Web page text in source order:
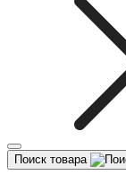
Поиск товара